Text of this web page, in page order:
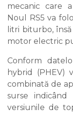
mecanic care
Noul RS5 va
litri biturbo,
motor electric
Conform
hybrid (PHEV)
combinată de
surse
versiunile de